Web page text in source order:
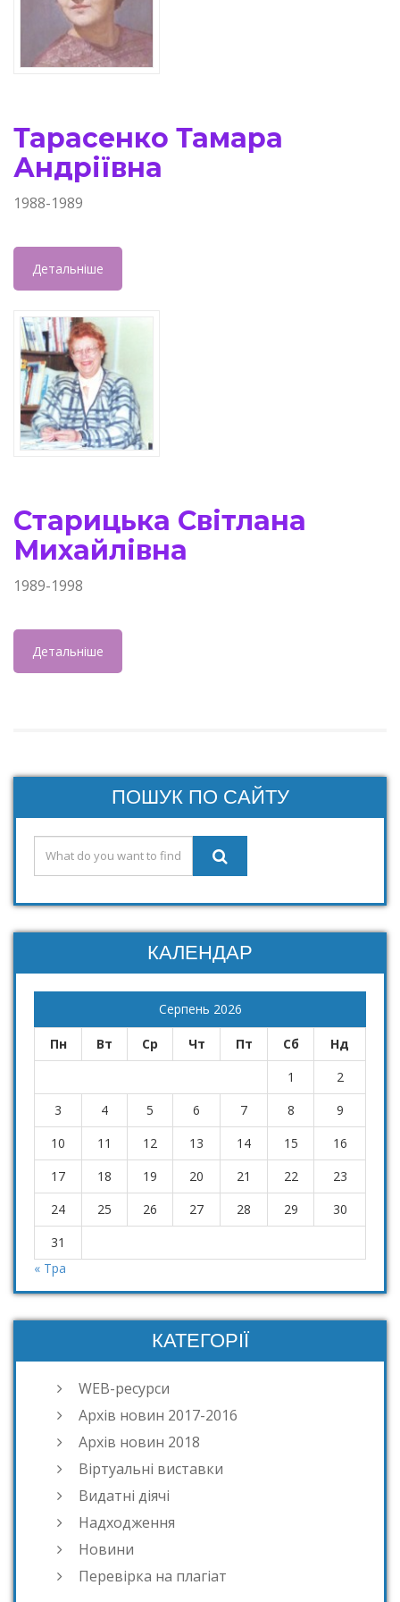
Тарасенко Тамара
Андріївна
1988-1989
Детальніше
Старицька Світлана
Михайлівна
1989-1998
Детальніше
ПОШУК ПО САЙТУ
КАЛЕНДАР
Серпень 2026
Пн Вт Ср Чт Пт Сб
Нд
1
2
3
4 5 6 7 8
9
10
11 12 13 14 15
16
17
18 19 20 21 22
23
24
25 26 27 28 29
30
31
« Тра
КАТЕГОРІЇ
WEB-ресурси
Архів новин 2017-2016
Архів новин 2018
Віртуальні виставки
Видатні діячі
Надходження
Новини
Перевірка на плагіат